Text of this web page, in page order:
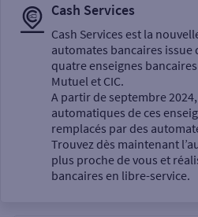
Sélectionnez votre
Un service
Cash Services
Cash Services est la
automates bancaires
quatre enseignes
Mutuel et CIC.
A partir de septembre
automatiques de ces
remplacés par des
Trouvez dès maintenant
plus proche de vous et
bancaires en libre-service.